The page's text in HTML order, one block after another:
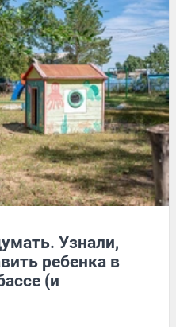
Узнали,
ребенка в
(и